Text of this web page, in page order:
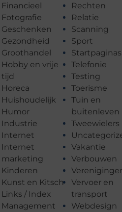
Financieel
Fotografie
Geschenken
Gezondheid
Groothandel
Hobby en vrije
tijd
Horeca
Huishoudelijk
Humor
Industrie
Internet
Internet
marketing
Kinderen
Kunst en Kitsch
Links / Index
Management
Rechten
Relatie
Scanning
Sport
Startpaginas
Telefonie
Testing
Toerisme
Tuin en
buitenleven
Tweewielers
Vakantie
Verbouwen
Vervoer en
transport
Webdesign